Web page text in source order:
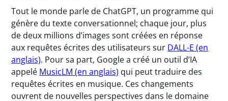
Tout le monde parle de ChatGPT, un programme qui
génère du texte conversationnel; chaque jour, plus
de deux millions d’images sont créées en réponse
aux requêtes écrites des utilisateurs sur DALL-E (en
anglais). Pour sa part, Google a créé un outil d’IA
appelé MusicLM (en anglais) qui peut traduire des
requêtes écrites en musique. Ces changements
ouvrent de nouvelles perspectives dans le domaine